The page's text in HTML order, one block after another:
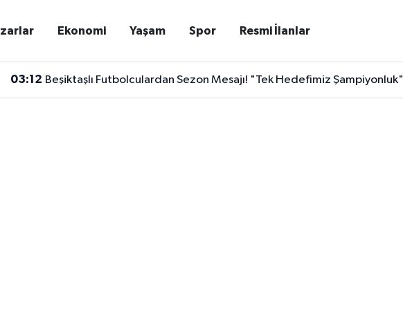
Ekonomi Yaşam Spor Resmi İlanlar
03:12 Beşiktaşlı Futbolculardan Sezon Mesajı! "Tek Hedefimiz Şampiyonluk"